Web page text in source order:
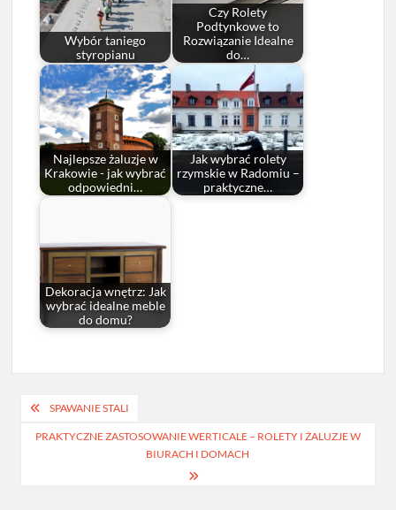
Wybór taniego
styropianu
Czy Rolety
Podtynkowe to
Rozwiązanie Idealne
do…
Najlepsze żaluzje w
Krakowie - jak wybrać
odpowiedni…
Jak wybrać rolety
rzymskie w Radomiu –
praktyczne…
Dekoracja wnętrz: Jak
wybrać idealne meble
do domu?
Nawigacja
wpisu
SPAWANIE STALI
PRAKTYCZNE ZASTOSOWANIE WERTICALE – ROLETY I ŻALUZJE W
BIURACH I DOMACH